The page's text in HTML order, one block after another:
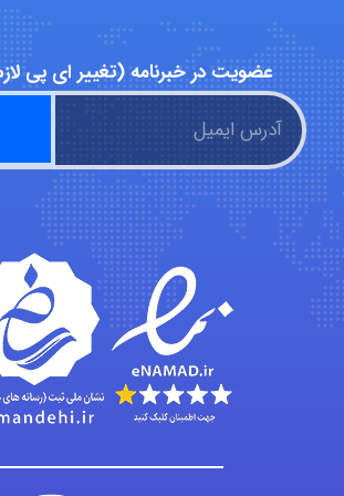
عضویت در خبرنامه (تغییر ای پی